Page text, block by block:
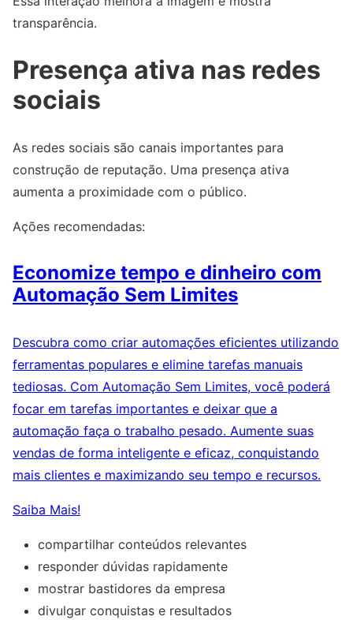
transparência.
Presença ativa nas redes
sociais
As redes sociais são canais importantes para
construção de reputação. Uma presença ativa
aumenta a proximidade com o público.
Ações recomendadas:
Economize tempo e dinheiro com
Automação Sem Limites
Descubra como criar automações eficientes utilizando
ferramentas populares e elimine tarefas manuais
tediosas. Com Automação Sem Limites, você poderá
focar em tarefas importantes e deixar que a
automação faça o trabalho pesado. Aumente suas
vendas de forma inteligente e eficaz, conquistando
mais clientes e maximizando seu tempo e recursos.
Saiba Mais!
compartilhar conteúdos relevantes
responder dúvidas rapidamente
mostrar bastidores da empresa
divulgar conquistas e resultados